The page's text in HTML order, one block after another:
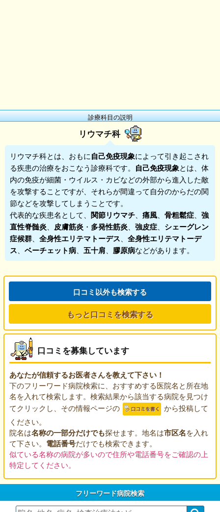
診療科目の説明
リウマチ科
リウマチ科とは、おもに自己免疫現象によって引き起こされ
る疾患の治療をおこなう診療科です。 自己免疫現象とは、体
内の免疫が細菌・ウイルス・カビなどの外部から進入した敵
を攻撃することですが、それらが間違って自分のからだの関
節などを攻撃してしまうことです。
代表的な疾患名として、 関節リウマチ 痛風 骨粗鬆症
強
直性脊髄炎
皮膚筋炎 ・ 多発性筋炎 強皮症
シェーグレン
症候群
全身性エリテマトーデス
全身性エリテマトーデ
ス
ベーチェット病 五十肩 膠原病などがあります。
口コミ以外も検索する
もっと口コミを検索する
口コミを募集しています
あなたが信頼するお医者さんを教えて下さい！
下のフリーワード病院検索に、おすすめする医院名と所在地
名を入れて検索します。検索結果から該当する病院を見つけ
てクリックし、その情報ページの
から投稿して
ください。
院名は名称の一部分だけでも探せます。地名は市区名を入れ
て下さい。 電話番号だけでも検索できます。
似ている名称の病院が多いので住所や電話番号をご確認の上
特定してください。
フリーワード病院検索